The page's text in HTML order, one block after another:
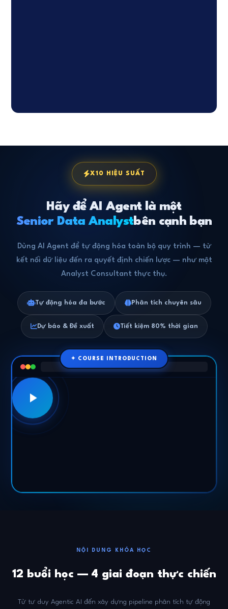
X10 HIỆU SUẤT
Hãy để AI Agent là một
Senior Data Analyst bên cạnh bạn
Dùng AI Agent để tự động hóa toàn bộ quy trình — từ
kết nối dữ liệu đến ra quyết định chiến lược — như một
Analyst Consultant thực thụ.
Tự động hóa đa bước Phân tích chuyên sâu
Dự báo & Đề xuất Tiết kiệm 80% thời gian
✦ COURSE INTRODUCTION
NỘI DUNG KHÓA HỌC
12 buổi học— 4 giai đoạn thực chiến
Từ tư duy Agentic AI đến xây dựng pipeline phân tích tự động